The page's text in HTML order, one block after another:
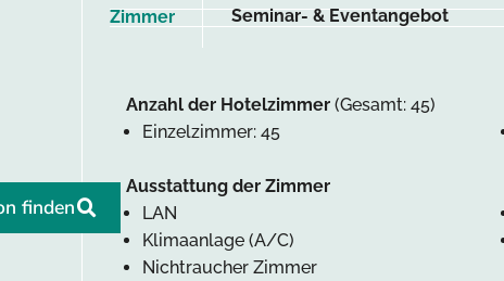
finden
Zimmer Seminar- & Eventangebot
Anzahl der Hotelzimmer (Gesamt: 45)
Einzelzimmer: 45
Ausstattung der Zimmer
LAN
Klimaanlage (A/C)
Nichtraucher Zimmer